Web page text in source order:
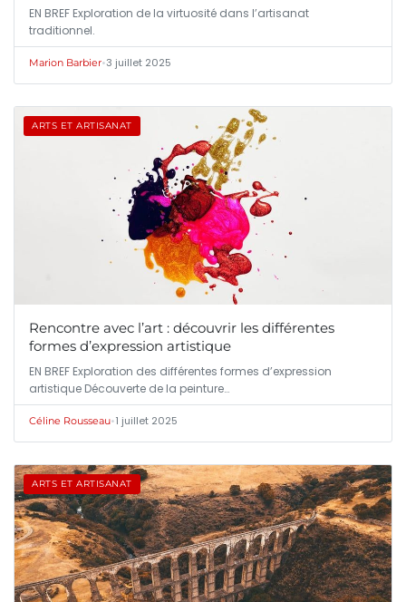
EN BREF Exploration de la virtuosité dans l’artisanat
traditionnel.
Marion Barbier•3 juillet 2025
ARTS ET ARTISANAT
Rencontre avec l’art : découvrir les différentes
formes d’expression artistique
EN BREF Exploration des différentes formes d’expression
artistique Découverte de la peinture…
Céline Rousseau•1 juillet 2025
ARTS ET ARTISANAT